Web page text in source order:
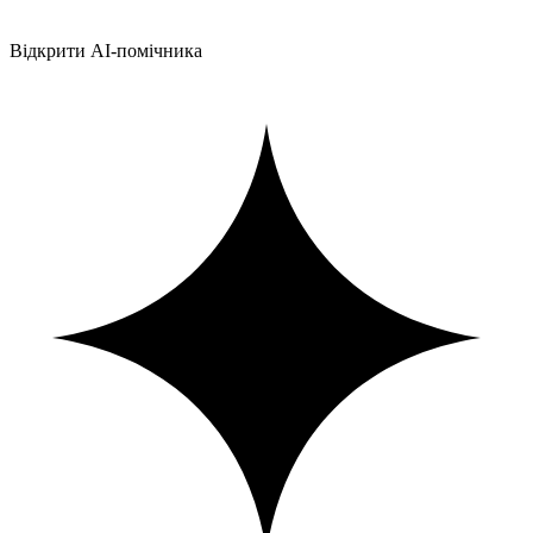
Відкрити AI-помічника